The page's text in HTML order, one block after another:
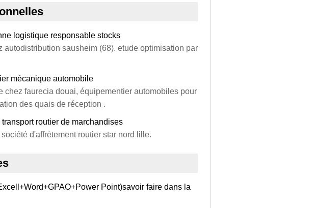
logistique responsable stocks
autodistribution sausheim (68). etude optimisation par
mécanique automobile
chez faurecia douai, équipementier automobiles pour
des quais de réception .
routier de marchandises
d'affrètement routier star nord lille.
Point)savoir faire dans la